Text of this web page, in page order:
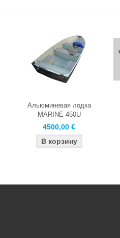
Альюминевая лодка
MARINE 450U
4500,00 €